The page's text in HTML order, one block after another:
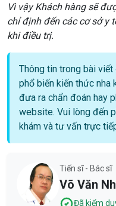
Vì vậy Khách hàng sẽ
chỉ định đến các cơ sở y
khi điều trị.
Thông tin trong bài
phổ biến kiến thức nha
đưa ra chẩn đoán hay
website. Vui lòng đến
khám và tư vấn trực
Tiến sĩ - Bác sĩ
Võ Văn
Đã kiểm